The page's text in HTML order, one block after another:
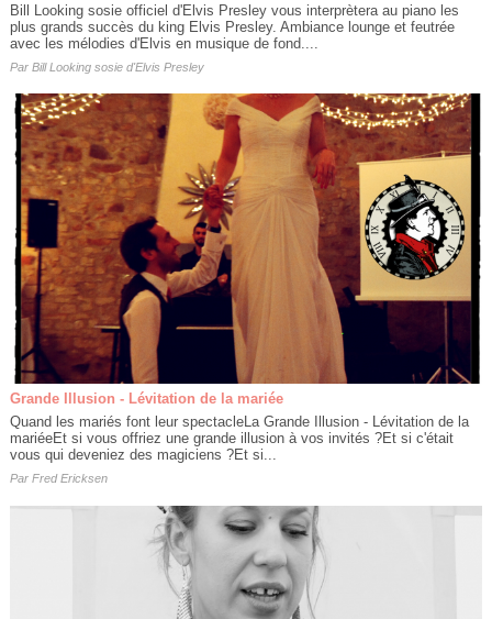
Bill Looking sosie officiel d'Elvis Presley vous interprètera au piano les
plus grands succès du king Elvis Presley. Ambiance lounge et feutrée
avec les mélodies d'Elvis en musique de fond....
Par Bill Looking sosie d'Elvis Presley
Grande Illusion - Lévitation de la mariée
Quand les mariés font leur spectacleLa Grande Illusion - Lévitation de la
mariéeEt si vous offriez une grande illusion à vos invités ?Et si c'était
vous qui deveniez des magiciens ?Et si...
Par Fred Ericksen